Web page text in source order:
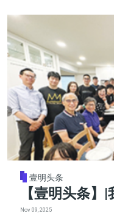
壹明头条
【壹明头条
Nov 09, 2025